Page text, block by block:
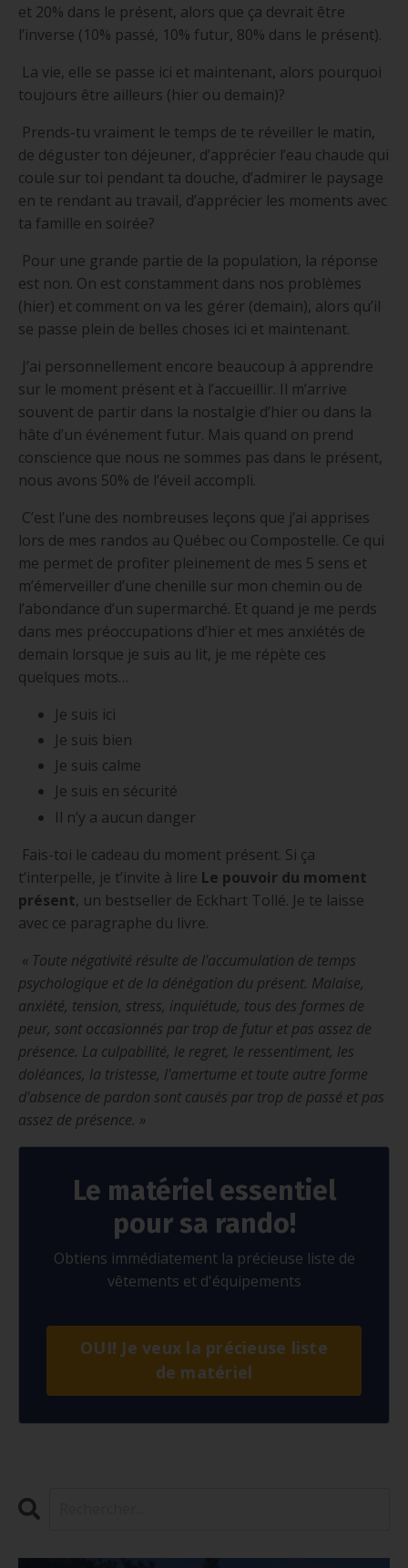
et 20% dans le présent, alors que ça devrait être
l’inverse (10% passé, 10% futur, 80% dans le présent).
La vie, elle se passe ici et maintenant, alors pourquoi
toujours être ailleurs (hier ou demain)?
Prends-tu vraiment le temps de te réveiller le matin,
de déguster ton déjeuner, d’apprécier l’eau chaude qui
coule sur toi pendant ta douche, d’admirer le paysage
en te rendant au travail, d’apprécier les moments avec
ta famille en soirée?
Pour une grande partie de la population, la réponse
est non. On est constamment dans nos problèmes
(hier) et comment on va les gérer (demain), alors qu’il
se passe plein de belles choses ici et maintenant.
J’ai personnellement encore beaucoup à apprendre
sur le moment présent et à l’accueillir. Il m’arrive
souvent de partir dans la nostalgie d’hier ou dans la
hâte d’un événement futur. Mais quand on prend
conscience que nous ne sommes pas dans le présent,
nous avons 50% de l’éveil accompli.
C’est l’une des nombreuses leçons que j’ai apprises
lors de mes randos au Québec ou Compostelle. Ce qui
me permet de profiter pleinement de mes 5 sens et
m’émerveiller d’une chenille sur mon chemin ou de
l’abondance d’un supermarché. Et quand je me perds
dans mes préoccupations d’hier et mes anxiétés de
demain lorsque je suis au lit, je me répète ces
quelques mots…
Je suis ici
Je suis bien
Je suis calme
Je suis en sécurité
Il n’y a aucun danger
Fais-toi le cadeau du moment présent. Si ça
t’interpelle, je t’invite à lire Le pouvoir du moment
présent, un bestseller de Eckhart Tollé. Je te laisse
avec ce paragraphe du livre.
« Toute négativité résulte de l'accumulation de temps
psychologique et de la dénégation du présent. Malaise,
anxiété, tension, stress, inquiétude, tous des formes de
peur, sont occasionnés par trop de futur et pas assez de
présence. La culpabilité, le regret, le ressentiment, les
doléances, la tristesse, l'amertume et toute autre forme
d'absence de pardon sont causés par trop de passé et pas
assez de présence. »
Le matériel essentiel
pour sa rando!
Obtiens immédiatement la précieuse liste de
vêtements et d'équipements
OUI! Je veux la précieuse liste
de matériel